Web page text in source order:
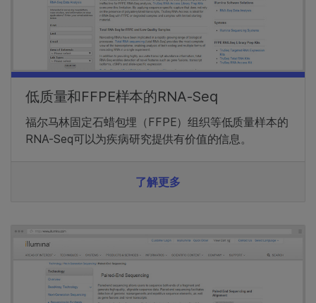
低质量和FFPE样本的RNA-Seq
福尔马林固定石蜡包埋（FFPE）组织等低质量样本的
RNA-Seq可以为疾病研究提供有价值的信息。
了解更多